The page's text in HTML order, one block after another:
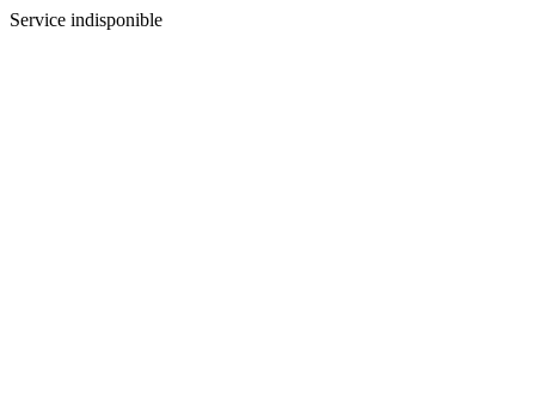
Service indisponible